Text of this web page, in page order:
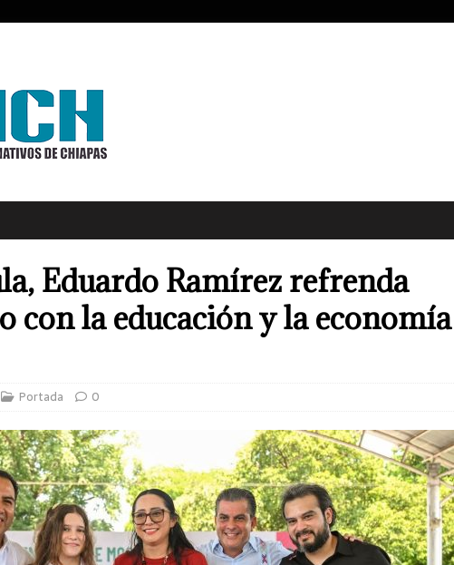
Eduardo Ramírez refrenda
con la educación y la economía
Portada 0